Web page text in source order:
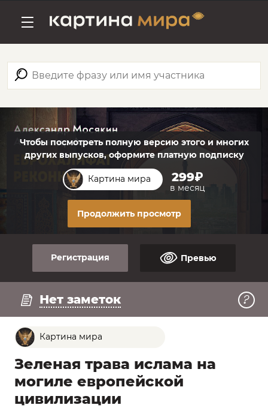
Чтобы посмотреть полную версию этого и многих
других выпусков, оформите платную подписку
Картина мира 299₽
в месяц
Продолжить просмотр
Регистрация Превью
Нет заметок
Картина мира
Зеленая трава ислама на
могиле европейской
цивилизации